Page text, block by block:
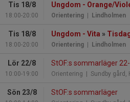
Tis 18/8
18:00-20:00
Ungdom - Orange/
Orientering | Lindholmen
Tis 18/8
18:00-20:00
Ungdom - Vita »
Orientering | Lindholmen
Lör 22/8
10:00-19:00
StOF:s sommarläger
Orientering | Sundby gård,
Sön 23/8 StOF:s sommarläger